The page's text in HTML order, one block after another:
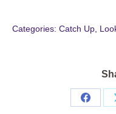
Categories: Catch Up
Share